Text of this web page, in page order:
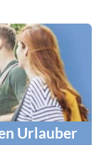
Urlauber